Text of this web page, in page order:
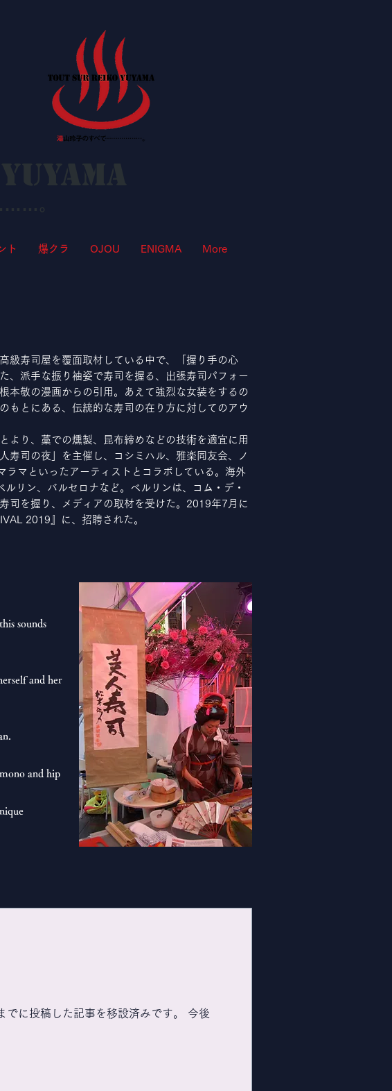
ト 爆クラ OJOU ENIGMA More
級寿司屋を覆面取材している中で、「握り手の心
、派手な振り袖姿で寿司を握る、出張寿司パフォー
本敬の漫画からの引用。あえて強烈な女装をするの
もとにある、伝統的な寿司の在り方に対してのアウ
より、藁での燻製、昆布締めなどの技術を適宜に用
寿司の夜」を主催し、コシミハル、雅楽同友会、ノ
ラマといったアーティストとコラボしている。海外
リン、バルセロナなど。ベルリンは、コム・デ・
司を握り、メディアの取材を受けた。2019年7月に
2019』に、招聘された。
sounds
and her
and hip
でに投稿した記事を移設済みです。 今後